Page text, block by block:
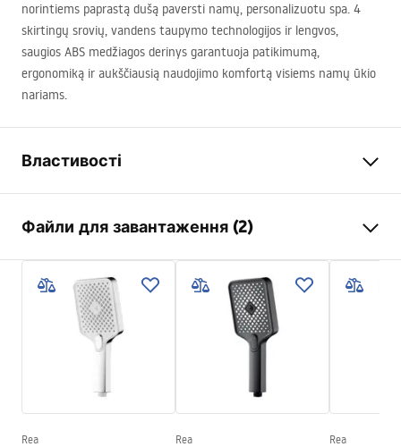
norintiems paprastą dušą paversti namų, personalizuotu spa. 4
skirtingų srovių, vandens taupymo technologijos ir lengvos,
saugios ABS medžiagos derinys garantuoja patikimumą,
ergonomiką ir aukščiausią naudojimo komfortą visiems namų ūkio
nariams.
Властивості
Матеріал
Пластик, ABS
Спосіб монтажу
Прикручуваний
Ширина
125мм
мм
24 місяці
Файли для завантаження (2)
Pielęgnacja
Pielęgnacja.pdf
Warranty_Terms_and_Conditions_Accessories_-_24.pdf
Rea Rea Rea